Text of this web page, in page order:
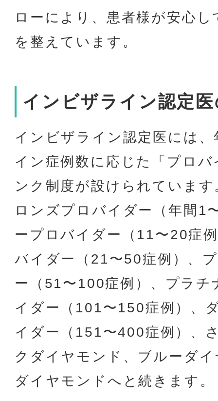
ローにより、患者様が安心
を整えています。
インビザライン認定
インビザライン認定医には
イン症例数に応じた「プロ
ンク制度が設けられていま
ロンズプロバイダー（年間1
ープロバイダー（11〜20症
バイダー（21〜50症例）、
ー（51〜100症例）、プラチ
イダー（101〜150症例）、
イダー（151〜400症例）、
クダイヤモンド、ブルーダ
ダイヤモンドへと続きます。